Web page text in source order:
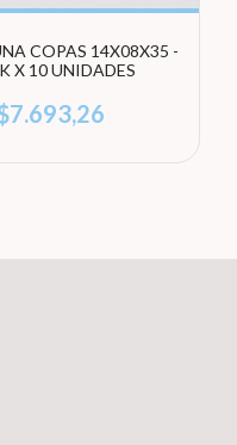
COPAS 14X08X35 -
X 10 UNIDADES